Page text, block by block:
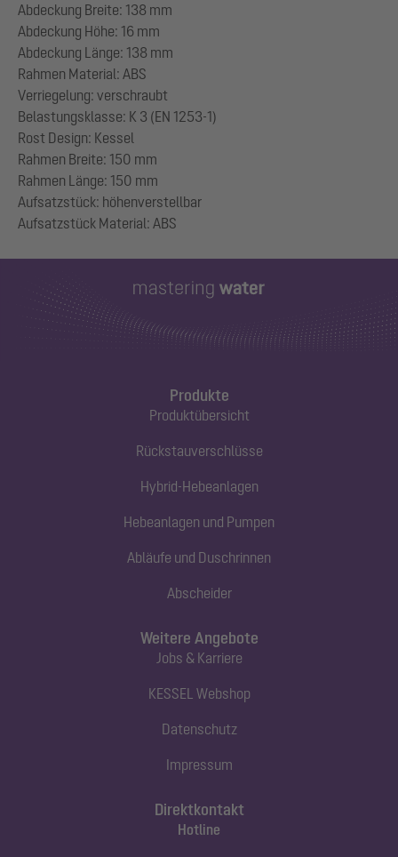
Abdeckung Breite: 138 mm
Abdeckung Höhe: 16 mm
Abdeckung Länge: 138 mm
Rahmen Material: ABS
Verriegelung: verschraubt
Belastungsklasse: K 3 (EN 1253-1)
Rost Design: Kessel
Rahmen Breite: 150 mm
Rahmen Länge: 150 mm
Aufsatzstück: höhenverstellbar
Produkte
Produktübersicht
Rückstauverschlüsse
Hybrid-Hebeanlagen
Hebeanlagen und Pumpen
Abläufe und Duschrinnen
Abscheider
Direktkontakt
Hotline
Weitere Angebote
Jobs & Karriere
KESSEL Webshop
Datenschutz
Impressum